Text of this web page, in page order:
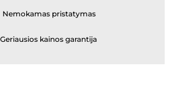
Nemokamas pristatymas
Geriausios kainos garantija